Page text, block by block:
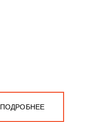
ПОДРОБНЕЕ